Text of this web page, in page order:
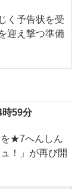
く予告状を受
迎え撃つ準備
時59分
★7へんしん
！」が再び開